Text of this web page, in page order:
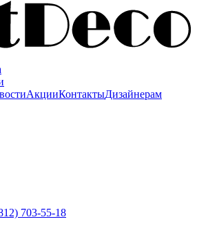
АкцииКонтактыДизайнерам
703-55-18